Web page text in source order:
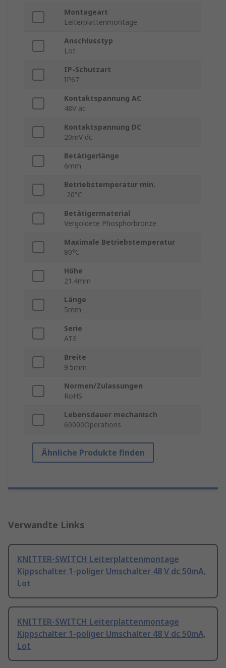
Montageart
Leiterplattenmontage
Anschlusstyp
Lot
IP-Schutzart
IP67
Kontaktspannung AC
48V ac
Kontaktspannung DC
20mV dc
Betätigerlänge
6mm
Betriebstemperatur min.
-20°C
Betätigermaterial
Vergoldete Phosphorbronze
Maximale Betriebstemperatur
80°C
Höhe
21.4mm
Länge
5mm
Serie
ATE
Breite
9.5mm
Normen/Zulassungen
RoHS
Lebensdauer mechanisch
60000Operations
Ähnliche Produkte finden
Verwandte Links
KNITTER-SWITCH Leiterplattenmontage
Kippschalter 1-poliger Umschalter 48 V dc 50mA,
Lot
KNITTER-SWITCH Leiterplattenmontage
Kippschalter 1-poliger Umschalter 48 V dc 50mA,
Lot